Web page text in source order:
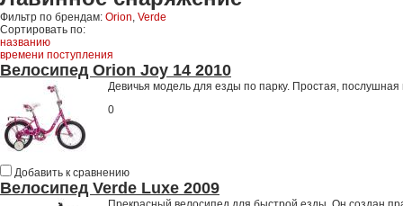
Фильтр по брендам: Orion, Verde
Сортировать по:
названию
времени поступления
Велосипед Orion Joy 14 2010
Девичья модель для езды по парку. Простая,
0
Добавить к сравнению
Велосипед Verde Luxe 2009